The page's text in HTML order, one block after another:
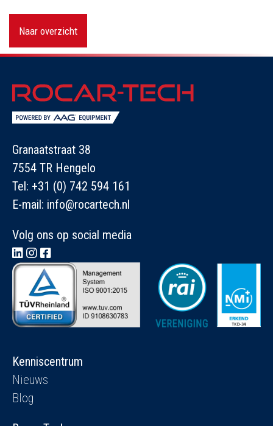
Naar overzicht
Granaatstraat 38
7554 TR Hengelo
Tel: +31 (0) 742 594 161
E-mail: info@rocartech.nl
Volg ons op social media
Kenniscentrum
Nieuws
Blog